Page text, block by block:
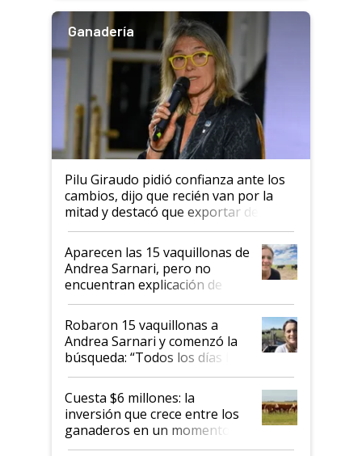
Ganadería
Pilu Giraudo pidió confianza ante los
cambios, dijo que recién van por la
mitad y destacó que exportar dejó de
ser "para unos pocos": "Tenemos un
mandato muy claro del gobierno
nacional"
Aparecen las 15 vaquillonas de
Andrea Sarnari, pero no
encuentran explicación de
cómo llegaron allí
Robaron 15 vaquillonas a
Andrea Sarnari y comenzó la
búsqueda: “Todos los días le
toca a algún productor”
Cuesta $6 millones: la
inversión que crece entre los
ganaderos en un momento
histórico para la actividad